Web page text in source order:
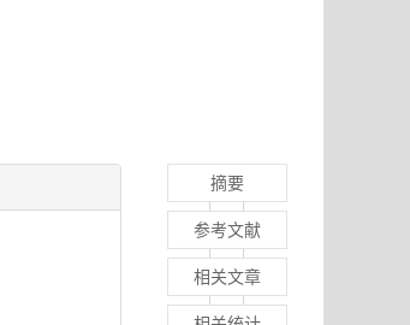
摘要
参考文献
相关文章